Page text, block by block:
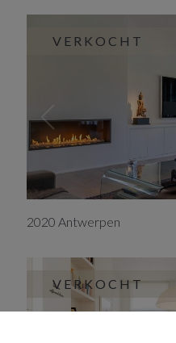
VERKOCHT
2020 Antwerpen
VERKOCHT